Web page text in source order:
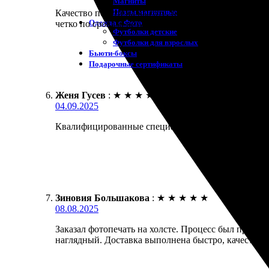
Пазлы магнитные
Одежда с Фото
Футболки детские
Футболки для взрослых
Бьюти-боксы
Подарочные сертификаты
Качество печати на высоте, цвета яркие. Заказал
четко по срокам, результат порадовал.
Женя Гусев : ★ ★ ★ ★
04.09.2025
Квалифицированные специалисты сделали
Зиновия Большакова : ★ ★ ★ ★ ★
08.08.2025
Заказал фотопечать на холсте. Процесс был
наглядный. Доставка выполнена быстро,